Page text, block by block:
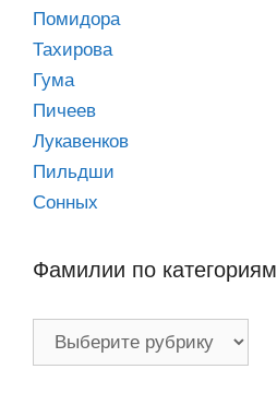
Помидора
Тахирова
Гума
Пичеев
Лукавенков
Пильдши
Сонных
Фамилии по категориям